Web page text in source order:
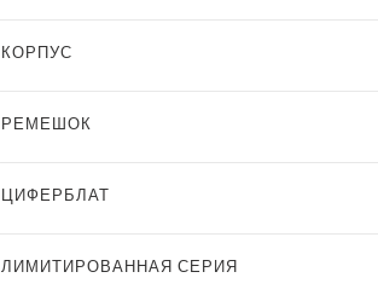
КОРПУС
РЕМЕШОК
ЦИФЕРБЛАТ
ЛИМИТИРОВАННАЯ СЕРИЯ